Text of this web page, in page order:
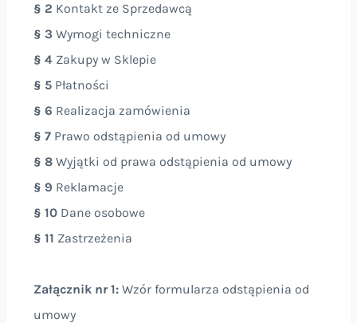
§ 2 Kontakt ze Sprzedawcą
§ 3 Wymogi techniczne
§ 4 Zakupy w Sklepie
§ 5 Płatności
§ 6 Realizacja zamówienia
§ 7 Prawo odstąpienia od umowy
§ 8 Wyjątki od prawa odstąpienia od umowy
§ 9 Reklamacje
§ 10 Dane osobowe
§ 11 Zastrzeżenia
Załącznik nr 1: Wzór formularza odstąpienia od
umowy